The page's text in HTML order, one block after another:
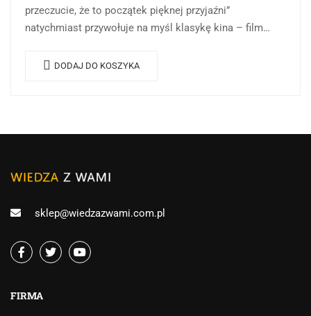
przeczucie, że to początek pięknej przyjaźni”
natychmiast przywołuje na myśl klasykę kina – film
wypowiedziany…
DODAJ DO KOSZYKA
sklep@wiedzazwami.com.pl
FIRMA